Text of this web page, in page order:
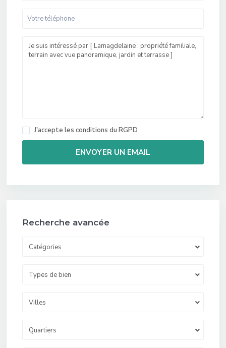
J'accepte les conditions du RGPD
Recherche avancée
Catégories
Types de bien
Villes
Quartiers